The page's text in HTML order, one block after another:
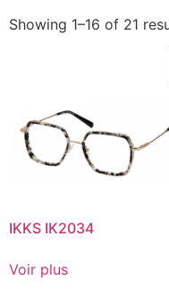
Showing 1–16 of 21
IKKS IK2034
Voir plus